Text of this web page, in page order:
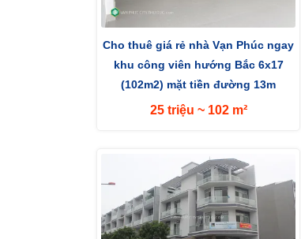
Cho thuê giá rẻ nhà Vạn Phúc ngay
khu công viên hướng Bắc 6x17
(102m2) mặt tiền đường 13m
25 triệu ~ 102 m²